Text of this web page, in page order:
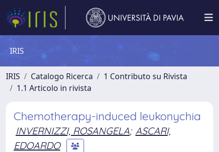
IRIS
IRIS Catalogo Ricerca
1 Contributo su Rivista
1.1 Articolo in rivista
Chemotherapy-induced leukonychia
INVERNIZZI, ROSANGELA; ASCARI,
EDOARDO